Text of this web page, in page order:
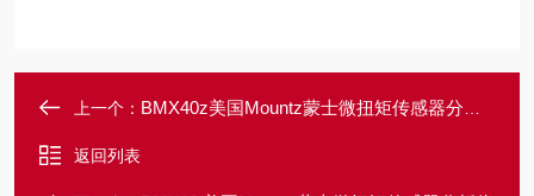
上一个： BMX40z美国Mountz蒙士微扭矩传感器分析仪
返回列表